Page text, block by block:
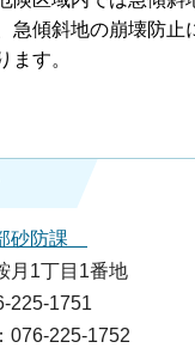
急傾斜地の崩壊防止
ます。
砂防課
月1丁目1番地
225-1751
076-225-1752